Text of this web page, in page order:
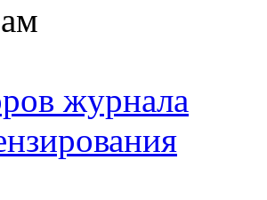
журнала